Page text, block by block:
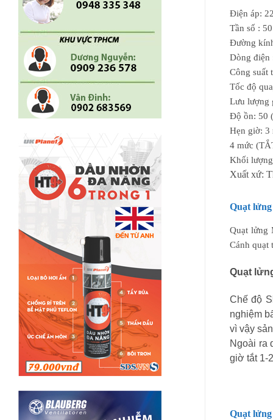
Điện áp:
Tần số :
Đường
Dòng điện
Công suất
Tốc độ
Lưu lượng
Độ ồn: 50
Hẹn giờ: 3
4 mức
Khối
Xuất xứ:
Quạt
Quạt lửng
Cánh quạt
Quạt
Chế độ
nghiệm
vì vậy
Ngoài ra
giờ tắt 1-
Quạt